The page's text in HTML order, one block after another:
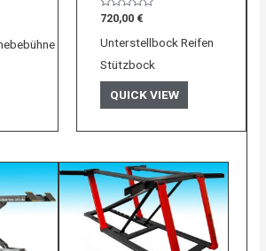
Bewertet
von
720,00 €
Unterstellbock Reifen
Stützbock
QUICK VIEW